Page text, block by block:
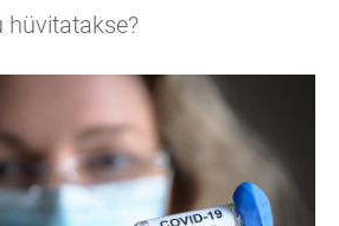
hüvitatakse?